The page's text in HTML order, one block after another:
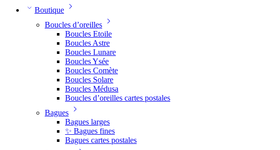
Boutique
Boucles d’oreilles
Boucles Etoile
Boucles Astre
Boucles Lunare
Boucles Ysée
Boucles Comète
Boucles Solare
Boucles Médusa
Boucles d’oreilles cartes postales
Bagues
Bagues larges
✨ Bagues fines
Bagues cartes postales